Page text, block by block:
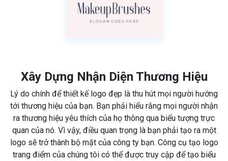
Xây Dựng Nhận Diện Thương Hiệu
Lý do chính để thiết kế logo đẹp là thu hút mọi người hướng
tới thương hiệu của bạn. Bạn phải hiểu rằng mọi người nhận
ra thương hiệu yêu thích của họ thông qua biểu tượng trực
quan của nó. Vì vậy, điều quan trọng là bạn phải tạo ra một
logo sẽ trở thành bộ mặt của công ty bạn. Công cụ tạo logo
trang điểm của chúng tôi có thể được truy cập để tạo biểu